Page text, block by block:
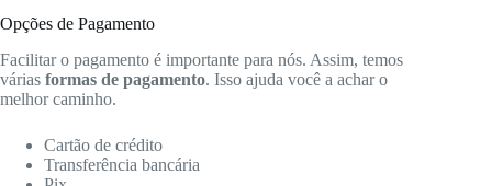
Opções de Pagamento
Facilitar o pagamento é importante para nós. Assim, temos
várias formas de pagamento. Isso ajuda você a achar o
melhor caminho.
Cartão de crédito
Transferência bancária